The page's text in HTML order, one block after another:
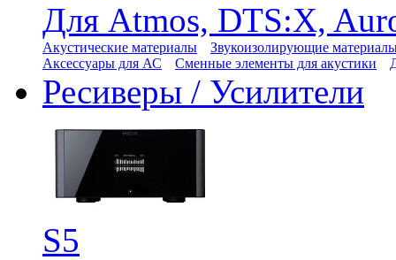
Для Atmos, DTS:X,
Акустические материалы
Звукоизолирующие
Аксессуары для АС
Сменные элементы для акустики
Ресиверы / Усилители
S5